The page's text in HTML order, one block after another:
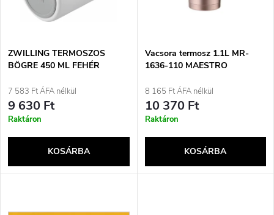
e
k
r
n
m
é
k
e
k
l
ZWILLING TERMOSZOS
BÖGRE 450 ML FEHÉR
7 583 Ft ÁFA nélkül
9 630 Ft
Raktáron
KOSÁRBA
Vacsora termosz 1.1L MR-
1636-110 MAESTRO
8 165 Ft ÁFA nélkül
10 370 Ft
Raktáron
KOSÁRBA